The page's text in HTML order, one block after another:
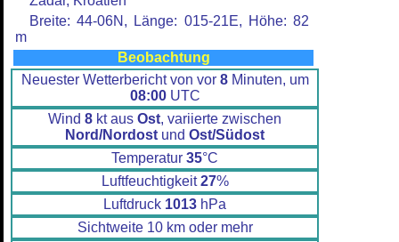
Breite: 44-06N, Länge: 015-21E, Höhe: 82
m
Beobachtung
Neuester Wetterbericht von vor 8Minuten, um
08:00UTC
Wind 8 kt aus Ost, variierte zwischen
Nord/Nordost und Ost/Südost
Temperatur 35°C
Luftfeuchtigkeit27%
Luftdruck 1013 hPa
Sichtweite 10 km oder mehr